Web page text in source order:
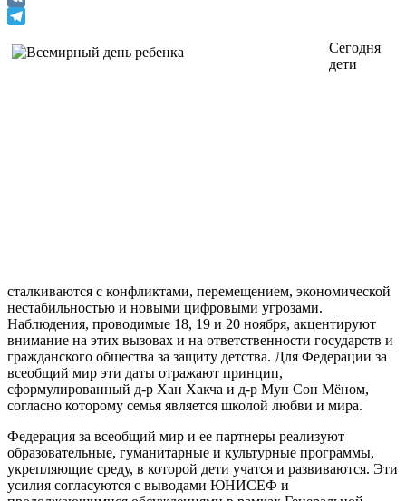
VK
Сегодня
дети
сталкиваются с конфликтами, перемещением, экономической
нестабильностью и новыми цифровыми угрозами.
Наблюдения, проводимые 18, 19 и 20 ноября, акцентируют
внимание на этих вызовах и на ответственности государств и
гражданского общества за защиту детства. Для Федерации за
всеобщий мир эти даты отражают принцип,
сформулированный д-р Хан Хакча и д-р Мун Сон Мёном,
согласно которому семья является школой любви и мира.
Федерация за всеобщий мир и ее партнеры реализуют
образовательные, гуманитарные и культурные программы,
укрепляющие среду, в которой дети учатся и развиваются. Эти
усилия согласуются с выводами ЮНИСЕФ и